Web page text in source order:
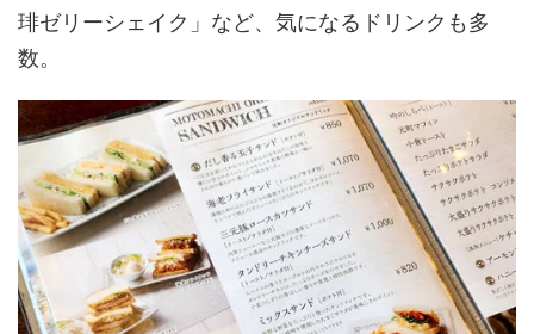
琲ゼリーシェイク」など、気になるドリンクも多
数。